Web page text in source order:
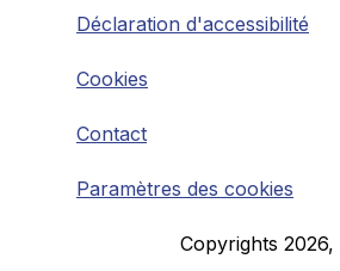
Déclaration d'accessibilité
Cookies
Contact
Paramètres des cookies
Copyrights 2026,